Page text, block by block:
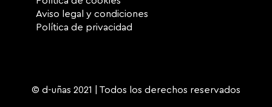
Aviso legal y condiciones
Política de privacidad
© d-uñas 2021 | Todos los derechos reservados